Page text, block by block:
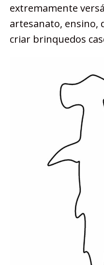
extremamente
artesanato, ensino,
criar brinquedos